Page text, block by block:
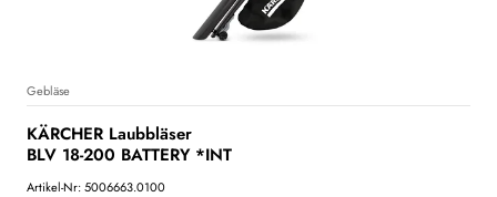
Gebläse
KÄRCHER Laubbläser
BLV 18-200 BATTERY *INT
Artikel-Nr: 5006663.0100